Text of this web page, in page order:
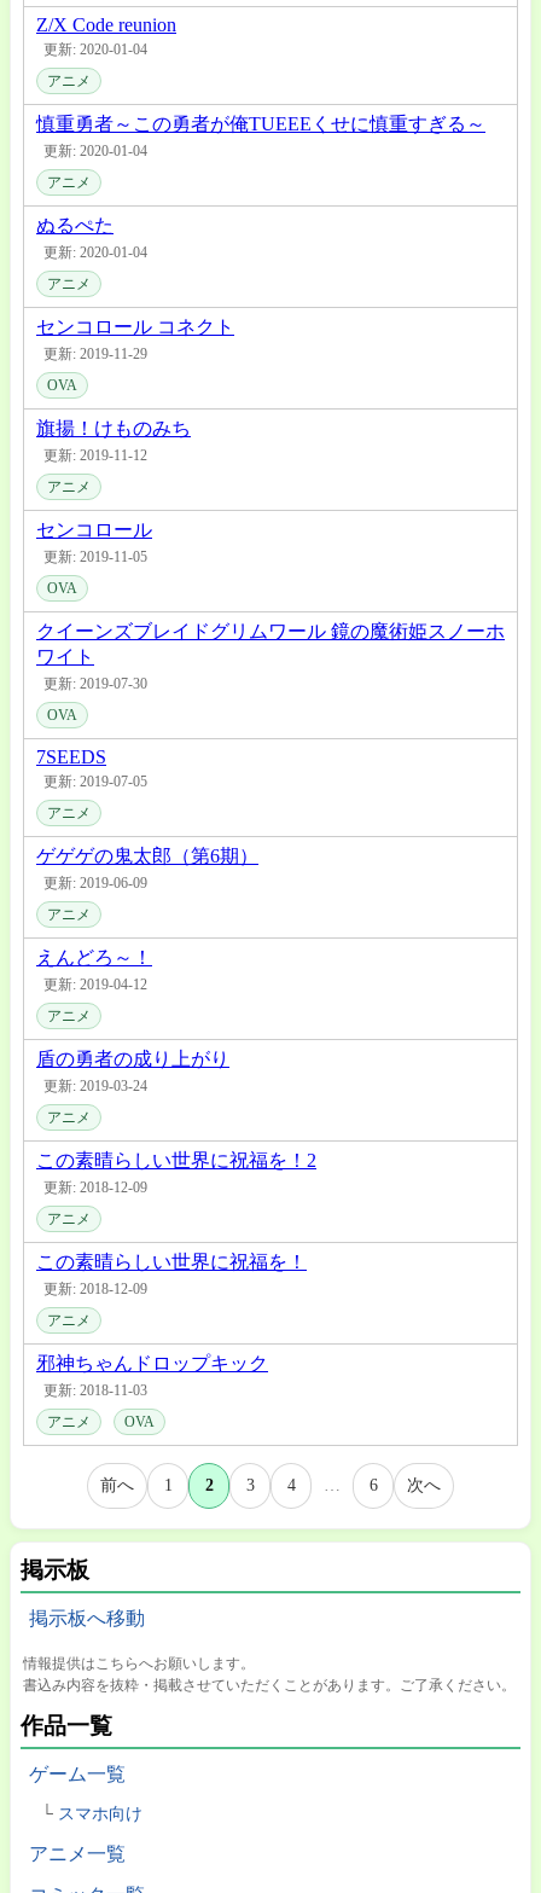
掲示板
掲示板へ移動
情報提供はこちらへお願いします。
書込み内容を抜粋・掲載させていただくことがあります。ご了承ください。
作品一覧
ゲーム一覧
スマホ向け
アニメ一覧
Z/X Code reunion
更新: 2020-01-04
アニメ
慎重勇者～この勇者が俺TUEEEくせに慎重すぎる～
更新: 2020-01-04
アニメ
ぬるぺた
更新: 2020-01-04
アニメ
センコロール コネクト
更新: 2019-11-29
OVA
旗揚！けものみち
更新: 2019-11-12
アニメ
センコロール
更新: 2019-11-05
OVA
クイーンズブレイドグリムワール 鏡の魔術姫スノーホ
ワイト
更新: 2019-07-30
OVA
7SEEDS
更新: 2019-07-05
アニメ
ゲゲゲの鬼太郎（第6期）
更新: 2019-06-09
アニメ
えんどろ～！
更新: 2019-04-12
アニメ
盾の勇者の成り上がり
更新: 2019-03-24
アニメ
この素晴らしい世界に祝福を！2
更新: 2018-12-09
アニメ
この素晴らしい世界に祝福を！
更新: 2018-12-09
アニメ
邪神ちゃんドロップキック
更新: 2018-11-03
アニメ
OVA
前へ 1 2 3 4 … 6 次へ